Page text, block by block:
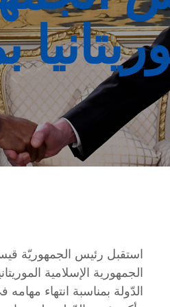
الجمهورية الإسلامية
الدّولة بمناسبة انتهاء مهامه